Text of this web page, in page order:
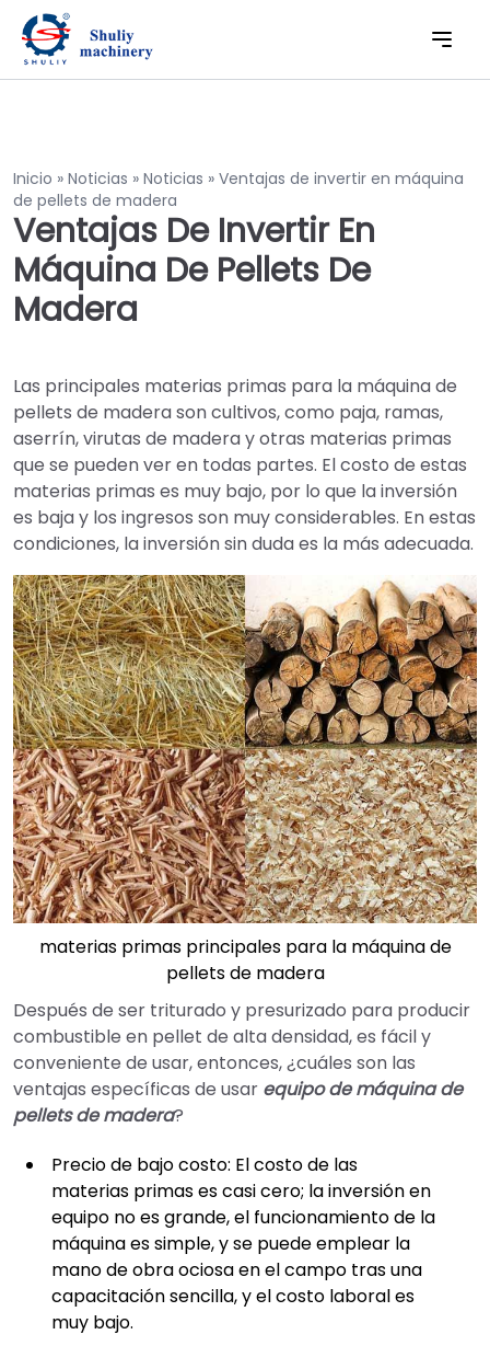
Inicio » Noticias » Noticias » Ventajas de invertir en máquina
de pellets de madera
Ventajas De Invertir En
Máquina De Pellets De
Madera
Las principales materias primas para la máquina de
pellets de madera son cultivos, como paja, ramas,
aserrín, virutas de madera y otras materias primas
que se pueden ver en todas partes. El costo de estas
materias primas es muy bajo, por lo que la inversión
es baja y los ingresos son muy considerables. En estas
condiciones, la inversión sin duda es la más adecuada.
materias primas principales para la máquina de
pellets de madera
Después de ser triturado y presurizado para producir
combustible en pellet de alta densidad, es fácil y
conveniente de usar, entonces, ¿cuáles son las
ventajas específicas de usar equipo de máquina de
pellets de madera?
Precio de bajo costo: El costo de las
materias primas es casi cero; la inversión en
equipo no es grande, el funcionamiento de la
máquina es simple, y se puede emplear la
mano de obra ociosa en el campo tras una
capacitación sencilla, y el costo laboral es
muy bajo.